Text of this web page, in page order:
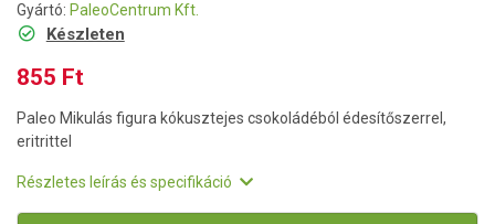
Gyártó: PaleoCentrum Kft.
Készleten
855 Ft
Paleo Mikulás figura kókusztejes csokoládéból édesítőszerrel,
eritrittel
Részletes leírás és specifikáció